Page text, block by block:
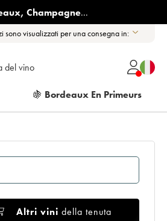
, Champagne...
sono visualizzati per una consegna in:
del vino
🍇 Bordeaux En Primeurs
Altri vini della tenuta